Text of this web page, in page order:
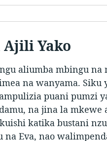
Ajili Yako
aliumba mbingu
na wanyama. Siku
puani pumzi
na jina la mkewe
katika bustani
na Eva, nao